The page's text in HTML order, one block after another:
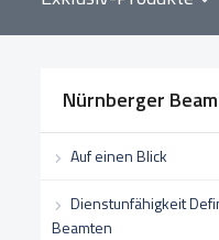
Nürnberger
Auf einen Blick
Dienstunfähigkeit
Beamten